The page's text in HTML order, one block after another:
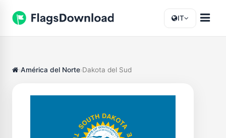
IT
América del Norte Dakota del Sud